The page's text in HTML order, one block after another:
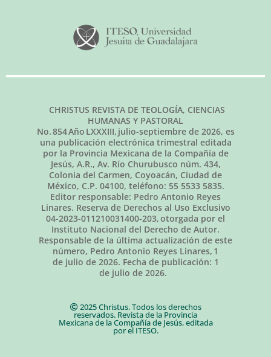
CHRISTUS REVISTA DE TEOLOGÍA, CIENCIAS
HUMANAS Y PASTORAL
No.854Año LXXXIII, julio-septiembre de 2026, es
una publicación electrónica trimestral editada
por la Provincia Mexicana de la Compañía de
Jesús, A.R., Av. Río Churubusco núm. 434,
Colonia del Carmen, Coyoacán, Ciudad de
México, C.P. 04100, teléfono: 55 5533 5835.
Editor responsable: Pedro Antonio Reyes
Linares. Reserva de Derechos al Uso Exclusivo
04-2023-011210031400-203, otorgada por el
Instituto Nacional del Derecho de Autor.
Responsable de la última actualización de este
número, Pedro Antonio Reyes Linares, 1
de julio de 2026. Fecha de publicación: 1
de julio de 2026.
2025 Christus. Todos los derechos
reservados. Revista de la Provincia
Mexicana de la Compañía de Jesús, editada
por el ITESO.